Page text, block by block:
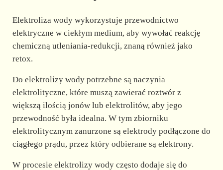
Elektroliza wody wykorzystuje przewodnictwo
elektryczne w ciekłym medium, aby wywołać reakcję
chemiczną utleniania-redukcji, znaną również jako
retox.
Do elektrolizy wody potrzebne są naczynia
elektrolityczne, które muszą zawierać roztwór z
większą ilością jonów lub elektrolitów, aby jego
przewodność była idealna. W tym zbiorniku
elektrolitycznym zanurzone są elektrody podłączone do
ciągłego prądu, przez który odbierane są elektrony.
W procesie elektrolizy wody często dodaje się do